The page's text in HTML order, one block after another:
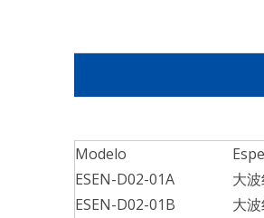
Modelo
ESEN-D02-01A
大
ESEN-D02-01B
大